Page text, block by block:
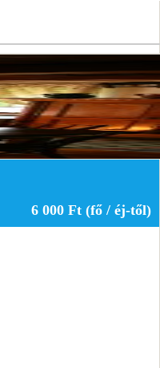
6 000 Ft (fő / éj-től)